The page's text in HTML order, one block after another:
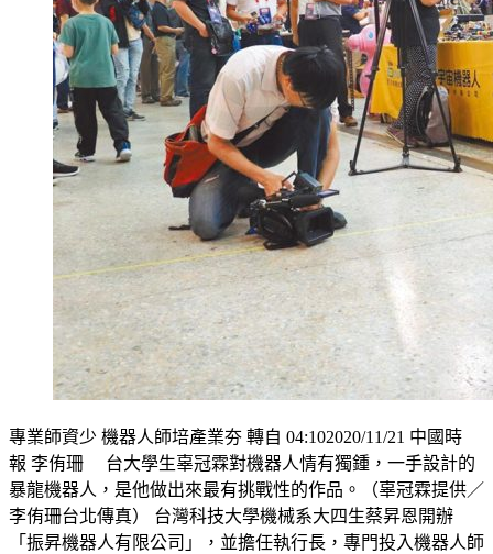
專業師資少 機器人師培產業夯 轉自 04:102020/11/21 中國時
報 李侑珊 台大學生辜冠霖對機器人情有獨鍾，一手設計的
暴龍機器人，是他做出來最有挑戰性的作品。（辜冠霖提供／
李侑珊台北傳真） 台灣科技大學機械系大四生蔡昇恩開辦
「振昇機器人有限公司」，並擔任執行長，專門投入機器人師